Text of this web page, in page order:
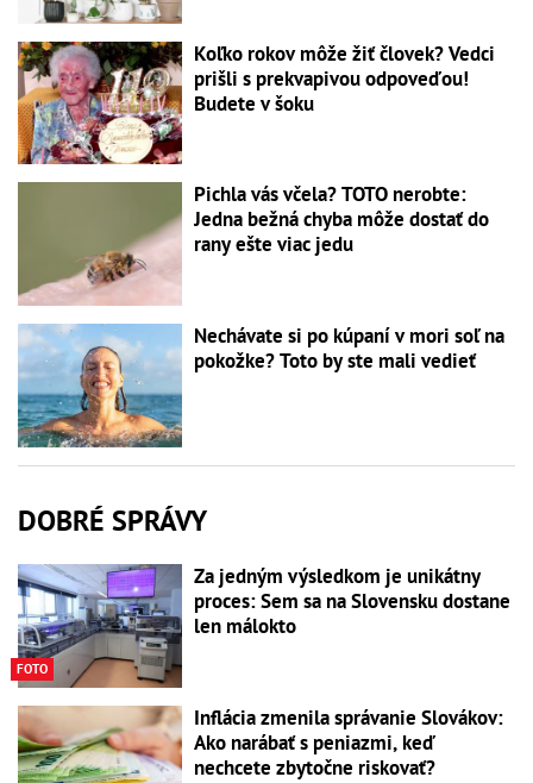
Koľko rokov môže žiť človek? Vedci
prišli s prekvapivou odpoveďou!
Budete v šoku
Pichla vás včela? TOTO nerobte:
Jedna bežná chyba môže dostať do
rany ešte viac jedu
Nechávate si po kúpaní v mori soľ na
pokožke? Toto by ste mali vedieť
DOBRÉ SPRÁVY
FOTO
Za jedným výsledkom je unikátny
proces: Sem sa na Slovensku dostane
len málokto
Inflácia zmenila správanie Slovákov:
Ako narábať s peniazmi, keď
nechcete zbytočne riskovať?